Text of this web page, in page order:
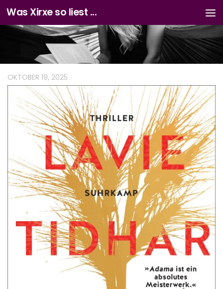
Zum Inhalt springen
Was Xirxe so liest ...
OKTOBER 19, 2025